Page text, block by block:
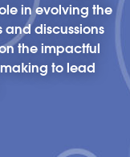
in evolving the
and discussions
the impactful
to lead